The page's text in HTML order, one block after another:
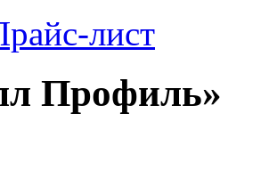
лист
Профиль»